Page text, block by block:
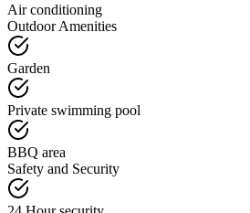
Air conditioning
Outdoor Amenities
Garden
Private swimming pool
BBQ area
Safety and Security